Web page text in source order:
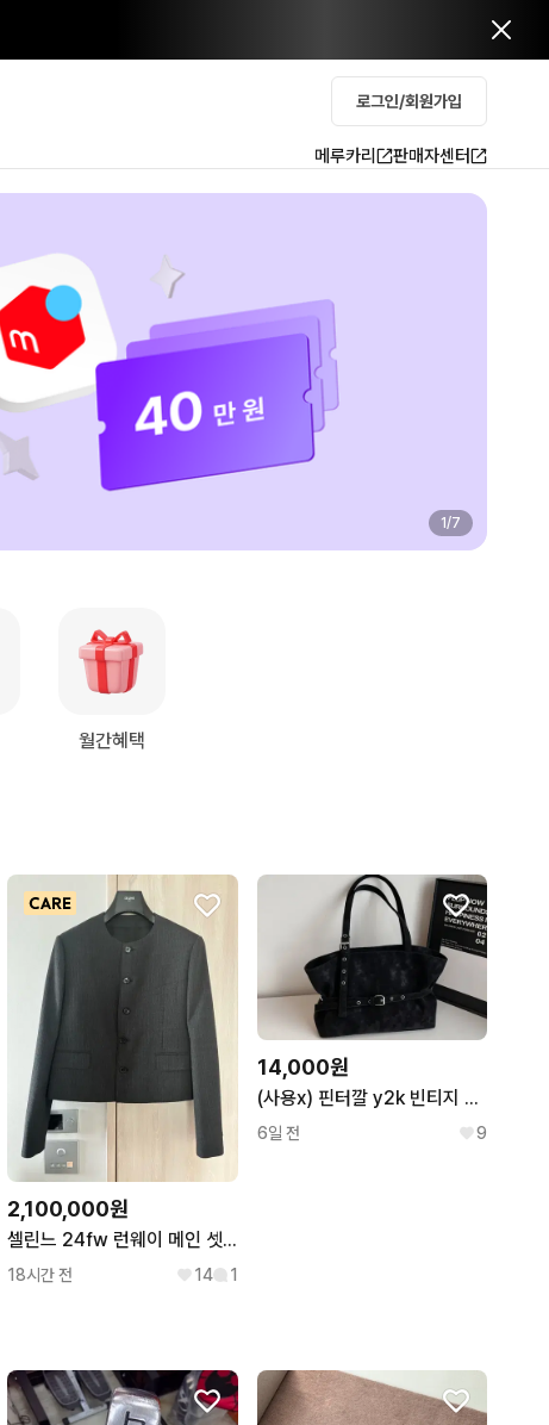
로그인/회원가입
메루카리 판매자센터
2/7
월간혜택
2,100,000원
셀린느 24fw 런웨이 메인 셋업 자켓
18시간 전 14 1
14,000원
(사용x) 핀터깔 y2k 빈티지 감성 버클 벨벳 토트백
6일 전 9